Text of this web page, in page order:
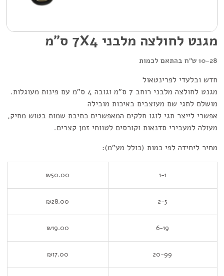
מגנט לחולצה מלבני 7X4 ס"מ
10-28 ש"ח בהתאם לכמות
חדש ובלעדי לפרינטאול
מגנט לחולצה מלבני רוחב 7 ס"מ וגובה 4 ס"מ עם פינות מעוגלות.
מושלם לתגי שם מעוצבים באיכות מובילה
אפשרי לייצר תגי לוגו חלקים המאפשרים כתיבת שמות בטוש מחיק,
מעולה למעבירי סדנאות וקורסים לטווחי זמן קצרים.
מחיר ליחידה לפי כמות (כולל מע"מ):
1-1
₪50.00
2-5
₪28.00
6-19
₪19.00
20-99
₪17.00